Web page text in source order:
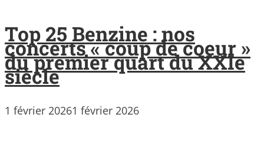
Top 25 Benzine : nos
concerts « coup de coeur »
du premier quart du XXIe
siècle
1 février 20261 février 2026